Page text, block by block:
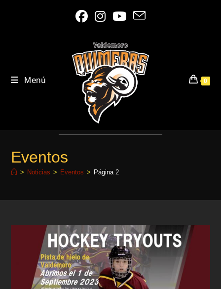
Menú 0
Eventos
> Noticias > Eventos > Página 2